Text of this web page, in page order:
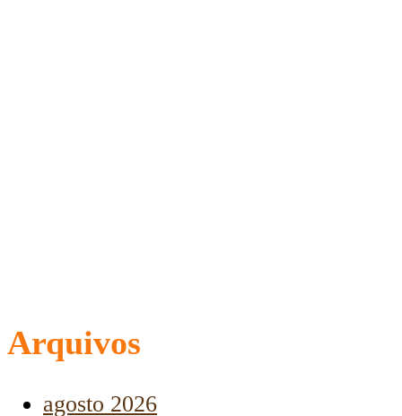
Arquivos
agosto 2026